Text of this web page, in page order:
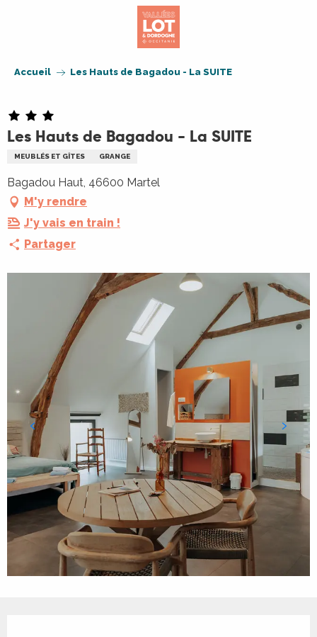
Accueil Les Hauts de Bagadou - La SUITE
Les Hauts de Bagadou - La SUITE
MEUBLÉS ET GÎTES GRANGE
Bagadou Haut, 46600 Martel
M'y rendre
J'y vais en train !
Partager